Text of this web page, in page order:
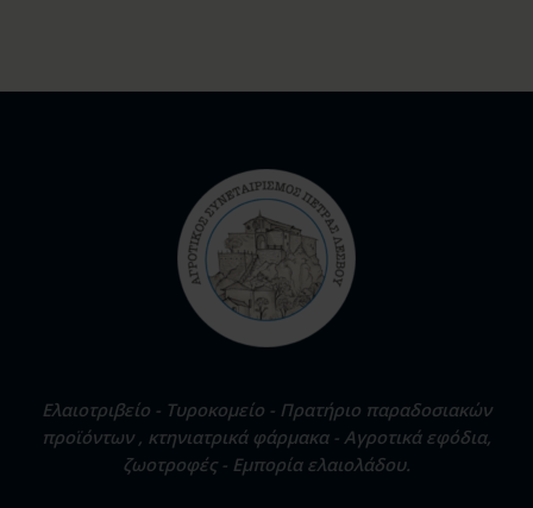
Ελαιοτριβείο - Τυροκομείο - Πρατήριο παραδοσιακών
προϊόντων , κτηνιατρικά φάρμακα - Αγροτικά εφόδια,
ζωοτροφές - Εμπορία ελαιολάδου.